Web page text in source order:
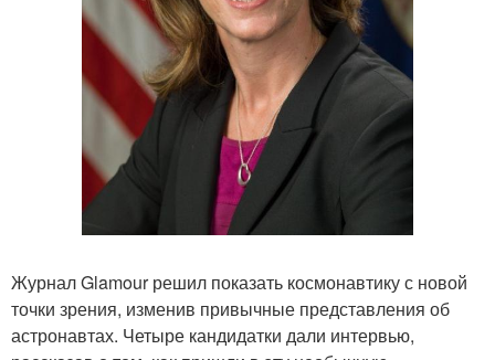
Журнал Glamour решил показать космонавтику с новой
точки зрения, изменив привычные представления об
астронавтах. Четыре кандидатки дали интервью,